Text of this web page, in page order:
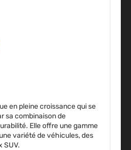
en pleine croissance qui se
sa combinaison de
Elle offre une gamme
variété de véhicules, des
SUV.